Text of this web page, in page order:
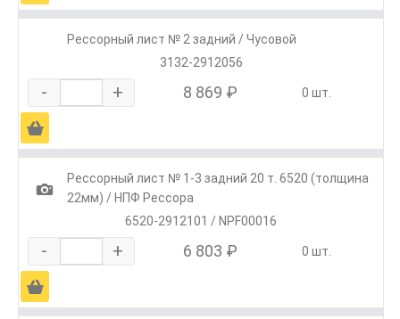
Рессорный лист № 2 задний / Чусовой
3132-2912056
- + 8 869 ₽ 0 шт.
Ä
1
Рессорный лист № 1-3 задний 20 т. 6520 (толщина
22мм) / НПФ Рессора
6520-2912101 / NPF00016
- + 6 803 ₽ 0 шт.
Ä